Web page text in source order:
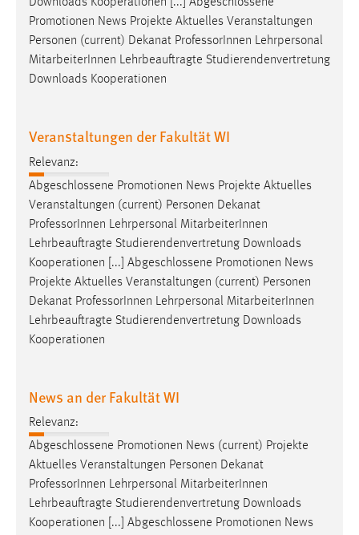
Downloads Kooperationen [...] Abgeschlossene
Promotionen News Projekte Aktuelles Veranstaltungen
Personen (current) Dekanat ProfessorInnen Lehrpersonal
MitarbeiterInnen Lehrbeauftragte Studierendenvertretung
Downloads Kooperationen
Veranstaltungen der Fakultät WI
Relevanz:
Abgeschlossene Promotionen News Projekte Aktuelles
Veranstaltungen (current) Personen Dekanat
Professor Innen Lehrpersonal MitarbeiterInnen
Lehrbeauftragte Studierendenvertretung Downloads
Kooperationen [...] Abgeschlossene Promotionen News
Projekte Aktuelles Veranstaltungen (current) Personen
Dekanat Professor Innen Lehrpersonal MitarbeiterInnen
Lehrbeauftragte Studierendenvertretung Downloads
Kooperationen
News an der Fakultät WI
Relevanz:
Abgeschlossene Promotionen News (current) Projekte
Aktuelles Veranstaltungen Personen Dekanat
Professor Innen Lehrpersonal MitarbeiterInnen
Lehrbeauftragte Studierendenvertretung Downloads
Kooperationen [...] Abgeschlossene Promotionen News